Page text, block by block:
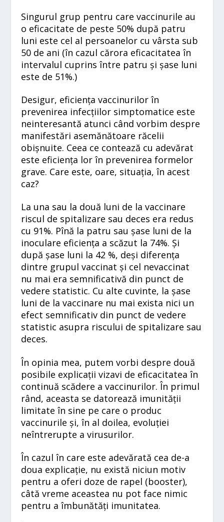
Singurul grup pentru care vaccinurile au
o eficacitate de peste 50% după patru
luni este cel al persoanelor cu vârsta sub
50 de ani (în cazul cărora eficacitatea în
intervalul cuprins între patru și șase luni
este de 51%.)
Desigur, eficiența vaccinurilor în
prevenirea infecțiilor simptomatice este
neinteresantă atunci când vorbim despre
manifestări asemănătoare răcelii
obișnuite. Ceea ce contează cu adevărat
este eficiența lor în prevenirea formelor
grave. Care este, oare, situația, în acest
caz?
La una sau la două luni de la vaccinare
riscul de spitalizare sau deces era redus
cu 91%. Pînă la patru sau șase luni de la
inoculare eficiența a scăzut la 74%. Și
după șase luni la 42 %, deși diferența
dintre grupul vaccinat și cel nevaccinat
nu mai era semnificativă din punct de
vedere statistic. Cu alte cuvinte, la șase
luni de la vaccinare nu mai exista nici un
efect semnificativ din punct de vedere
statistic asupra riscului de spitalizare sau
deces.
În opinia mea, putem vorbi despre două
posibile explicații vizavi de eficacitatea în
continuă scădere a vaccinurilor. În primul
rând, aceasta se datorează imunității
limitate în sine pe care o produc
vaccinurile și, în al doilea, evoluției
neîntrerupte a virusurilor.
În cazul în care este adevărată cea de-a
doua explicație, nu există niciun motiv
pentru a oferi doze de rapel (booster),
câtă vreme aceastea nu pot face nimic
pentru a îmbunătăți imunitatea.